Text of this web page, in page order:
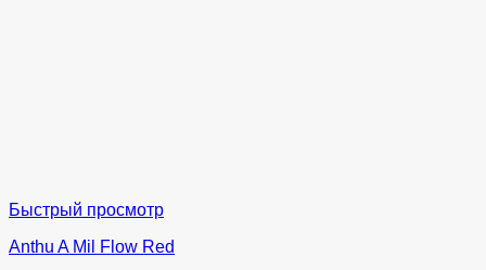
Быстрый просмотр
Anthu A Mil Flow Red